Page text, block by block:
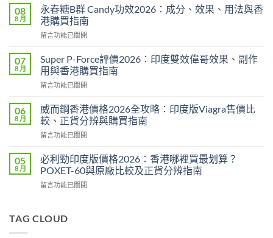
利
士
每
日
2026：
每
日
一
低
劑
療
效
果、
副
香
08
8 月
永春糖B群 Candy功效2026：成分、效果、用法與香
港購買指南
在
春
糖
B
群
功
效
2026：
成
效
果、
法
港
留言功能已關閉
07
8 月
Super P-Force評價2026：印度雙效偉哥效果、副作
用與香港購買指南
在
P-
Force
評
價
印
度
效
效
留言功能已關閉
06
8 月
威而鋼香港價格2026全攻略：印度版Viagra售價比
較、正貨分辨與購買指南
在
而
鋼
香
港
2026
留言功能已關閉
05
8 月
必利勁印度版價格2026：香港哪裡買最划算？
POXET-60與原廠比較及正貨分辨指南
在
勁
留言功能已關閉
TAG CLOUD